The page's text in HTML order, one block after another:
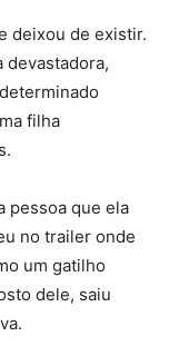
deixou de existir.
devastadora,
filha
pessoa que ela
no trailer onde
um gatilho
dele, saiu